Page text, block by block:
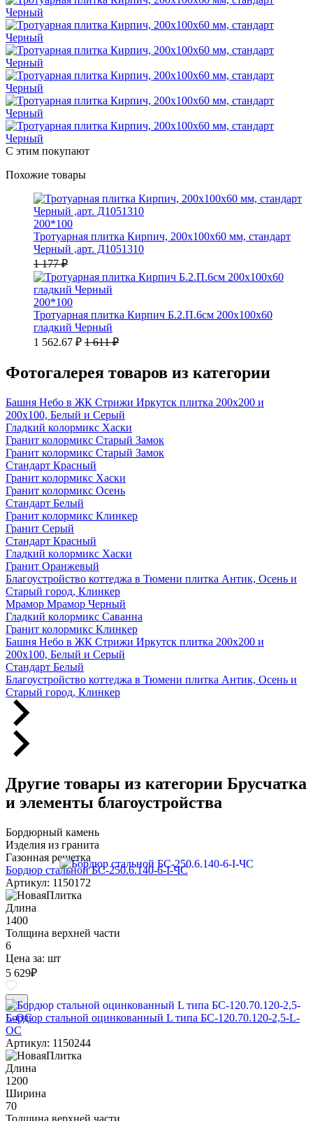
С этим покупают
Похожие товары
200*100
Тротуарная плитка Кирпич, 200х100х60 мм, стандарт
Черный ,арт. Д1051310
1 177 ₽
200*100
Тротуарная плитка Кирпич Б.2.П.6см 200х100х60
гладкий Черный
1 562.67 ₽ 1 611 ₽
Фотогалерея товаров из категории
Башня Небо в ЖК Стрижи Иркутск плитка 200х200 и
200х100, Белый и Серый
Гладкий колормикс Хаски
Гранит колормикс Старый Замок
Гранит колормикс Старый Замок
Стандарт Красный
Гранит колормикс Хаски
Гранит колормикс Осень
Стандарт Белый
Гранит колормикс Клинкер
Гранит Серый
Стандарт Красный
Гладкий колормикс Хаски
Гранит Оранжевый
Благоустройство коттеджа в Тюмени плитка Антик, Осень и
Старый город, Клинкер
Мрамор Мрамор Черный
Гладкий колормикс Саванна
Гранит колормикс Клинкер
Башня Небо в ЖК Стрижи Иркутск плитка 200х200 и
200х100, Белый и Серый
Стандарт Белый
Благоустройство коттеджа в Тюмени плитка Антик, Осень и
Старый город, Клинкер
Другие товары из категории Брусчатка
и элементы благоустройства
Бордюрный камень
Изделия из гранита
Газонная решетка
Бордюр стальной БС-250.6.140-6-I-ЧС
Артикул: 1150172
Длина
1400
Толщина верхней части
6
Цена за: шт
5 629₽
Бордюр стальной оцинкованный L типа БС-120.70.120-2,5-L-
ОС
Артикул: 1150244
Длина
1200
Ширина
70
Толщина верхней части